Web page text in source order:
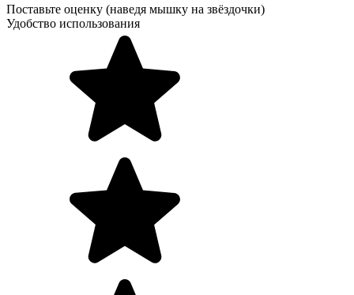
Поставьте оценку (наведя мышку на звёздочки)
Удобство использования